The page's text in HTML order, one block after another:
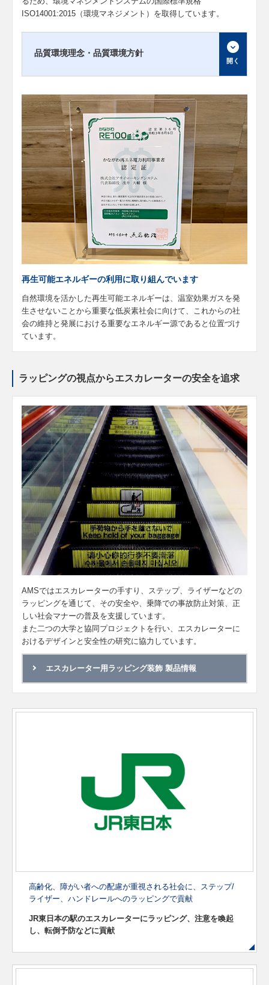
ISO14001:2015（環境マネジメント）を取得しています。
品質環境理念・品質環境方針
再生可能エネルギーの利用に取り組んでいます
自然環境を活かした再生可能エネルギーは、温室効果ガスを発
生させないことから重要な低炭素社会に向けて、これからの社
会の維持と発展における重要なエネルギー源であると位置づけ
ています。
ラッピングの視点からエスカレーターの安全を追求
AMSではエスカレーターの手すり、ステップ、ライザーなどの
ラッピングを通じて、その安全や、乗降での事故防止対策、正
しい社会マナーの普及を支援しています。
また二つの大学と協同プロジェクトを行い、エスカレーターに
おけるデザインと安全性の研究に協力しています。
エスカレーター用ラッピング装飾 製品情報
高齢化、障がい者への配慮が重視される社会に、 ステップ/
ライザー、ハンドレールへのラッピングで貢献
JR東日本の駅のエスカレーターにラッピング、 注意を喚起
し、転倒予防などに貢献